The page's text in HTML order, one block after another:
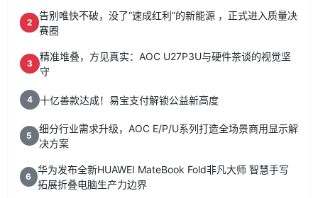
2
告别唯快不破，没了“速成红利”的新能源 ，正式进入质量决
赛圈
3
精准堆叠，方见真实：AOC U27P3U与硬件茶谈的视觉坚
守
4 十亿善款达成！易宝支付解锁公益新高度
5
细分行业需求升级，AOC E/P/U系列打造全场景商用显示解
决方案
6
华为发布全新HUAWEI MateBook Fold非凡大师 智慧手写
拓展折叠电脑生产力边界